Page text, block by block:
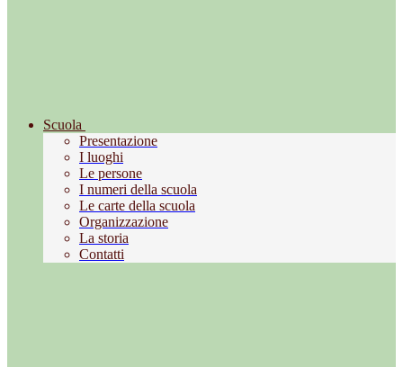
Scuola
Presentazione
I luoghi
Le persone
I numeri della scuola
Le carte della scuola
Organizzazione
La storia
Contatti